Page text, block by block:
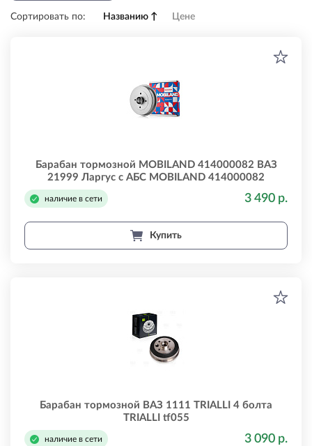
Сортировать по: Названию ↑ Цене
Барабан тормозной MOBILAND 414000082 ВАЗ
21999 Ларгус с АБС MOBILAND 414000082
наличие в сети 3 490 р.
Купить
Барабан тормозной ВАЗ 1111 TRIALLI 4 болта
TRIALLI tf055
наличие в сети 3 090 р.